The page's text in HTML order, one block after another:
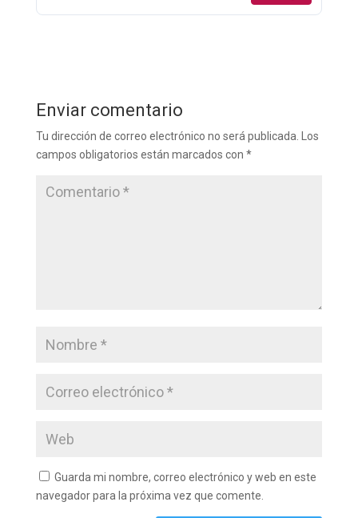
Enviar comentario
Tu dirección de correo electrónico no será publicada.
Los
campos obligatorios están marcados con *
Guarda mi nombre, correo electrónico y web en este
navegador para la próxima vez que comente.